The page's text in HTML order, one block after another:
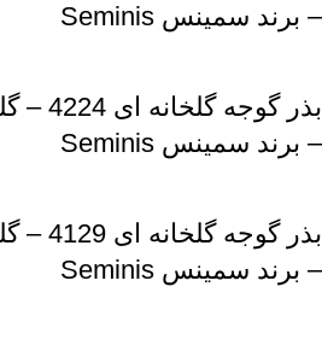
– برند سمینس Seminis
– برند سمینس Seminis
– برند سمینس Seminis